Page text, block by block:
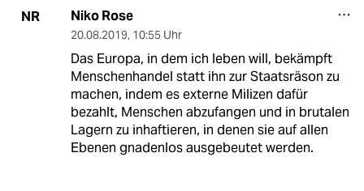
NR Niko Rose
20.08.2019, 10:55 Uhr
Das Europa, in dem ich leben will, bekämpft
Menschenhandel statt ihn zur Staatsräson zu
machen, indem es externe Milizen dafür
bezahlt, Menschen abzufangen und in brutalen
Lagern zu inhaftieren, in denen sie auf allen
Ebenen gnadenlos ausgebeutet werden.